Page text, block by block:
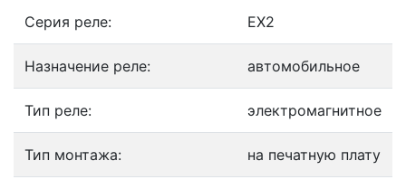
Серия реле: EX2
Назначение реле: автомобильное
Тип реле: электромагнитное
Тип монтажа: на печатную плату